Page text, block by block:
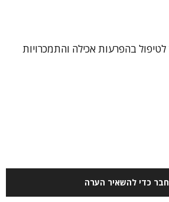
בהפרעות אכילה והתמכרויות
כדי להשאיר הערה